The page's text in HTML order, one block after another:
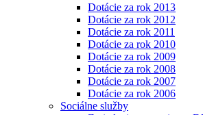
Dotácie za rok 2013
Dotácie za rok 2012
Dotácie za rok 2011
Dotácie za rok 2010
Dotácie za rok 2009
Dotácie za rok 2008
Dotácie za rok 2007
Dotácie za rok 2006
Sociálne služby